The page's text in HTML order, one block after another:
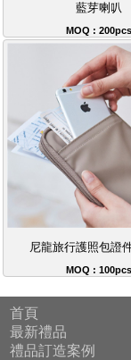
藍芽喇叭
MOQ : 200pcs
尼龍旅行護照包證
MOQ : 100pcs
首頁
最新禮品
禮品訂造案例